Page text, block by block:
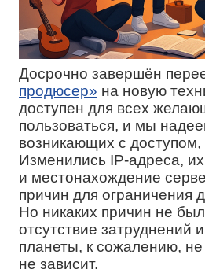
Досрочно завершён
продюсер» на новую
доступен для всех
пользоваться, и мы
возникающих с
Изменились IP-адреса,
и местонахождение
причин для ограничения
Но никаких причин не
отсутствие затруднений
планеты, к сожалению, не
не зависит.